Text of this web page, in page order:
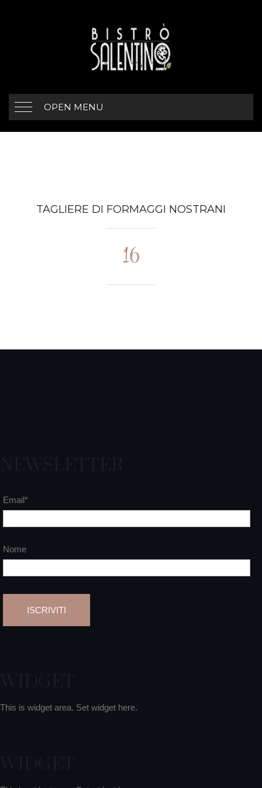
OPEN MENU
TAGLIERE DI FORMAGGI NOSTRANI
16
Email*
Nome
This is widget area. Set widget here.